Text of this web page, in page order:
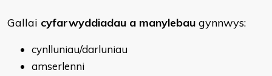
Gallai cyfarwyddiadau a manylebau gynnwys:
cynlluniau/darluniau
amserlenni